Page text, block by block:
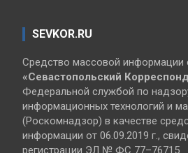
SEVKOR.RU
Средство массовой информации
«Севастопольский
Федеральной службой по
информационных технологий и
(Роскомнадзор) в качестве
информации от 06.09.2019 г.,
регистрации ЭЛ № ФС 77–76715